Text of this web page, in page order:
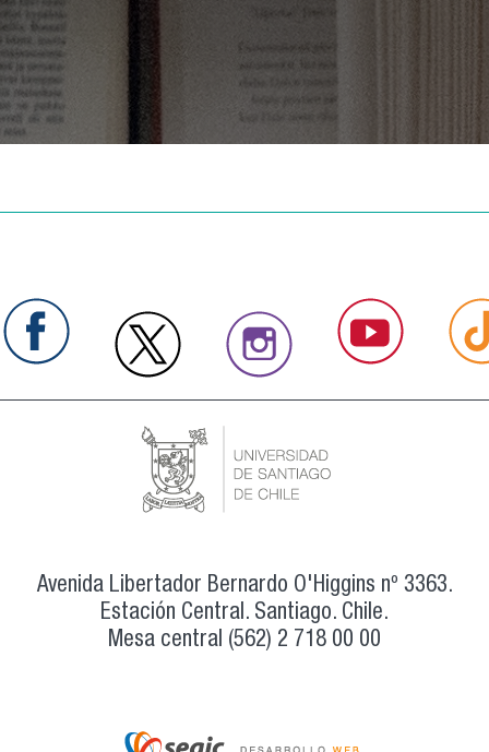
Avenida Libertador Bernardo O'Higgins nº 3363.
Estación Central. Santiago. Chile.
Mesa central (562) 2 718 00 00